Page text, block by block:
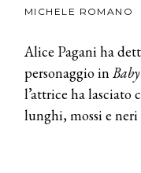
MICHELE ROMANO
Alice Pagani ha
personaggio inBaby
l’attrice ha lasciato
lunghi, mossi e